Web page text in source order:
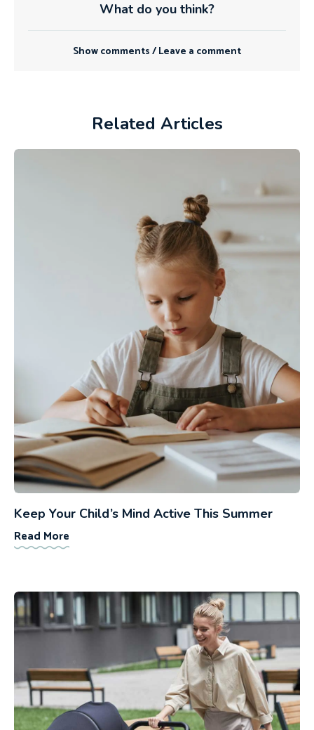
What do you think?
Show comments / Leave a comment
Related Articles
Keep Your Child’s Mind Active This Summer
Read More